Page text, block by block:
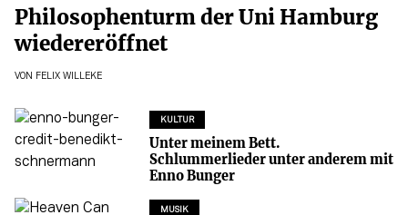
Philosophenturm der Uni Hamburg
wiedereröffnet
VON FELIX WILLEKE
KULTUR
Unter meinem Bett.
Schlummerlieder unter anderem mit
Enno Bunger
MUSIK